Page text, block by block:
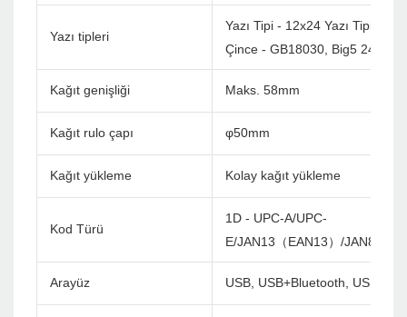
Yazı tipleri
Yazı Tipi - 12x24 Yazı Tipi B -
Çince - GB18030, Big5
Kağıt genişliği Maks. 58mm
Kağıt rulo çapı φ50mm
Kağıt yükleme Kolay kağıt yükleme
Kod Türü
1D - UPC-A/UPC-
E/JAN13（EAN13）/JAN8（
Arayüz USB, USB+Bluetooth,